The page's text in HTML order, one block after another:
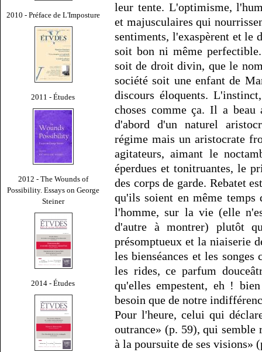
2010 - Préface de L'Imposture
2011 - Études
2012 - The Wounds of
Possibility. Essays on George
Steiner
2014 - Études
leur tente. L'optimisme,
et majusculaires qui
sentiments, l'exaspèrent et le
soit bon ni même
soit de droit divin, que le
société soit une enfant de
discours éloquents.
choses comme ça. Il a
d'abord d'un naturel
régime mais un aristocrate
agitateurs, aimant le
éperdues et tonitruantes, le
des corps de garde. Rebatet
qu'ils soient en même
l'homme, sur la vie (elle
d'autre à montrer) plutôt
présomptueux et la niaiserie
les bienséances et les
les rides, ce parfum
qu'elles empestent, eh !
besoin que de notre
Pour l'heure, celui qui
outrance» (p. 59), qui semble
à la poursuite de ses visions»